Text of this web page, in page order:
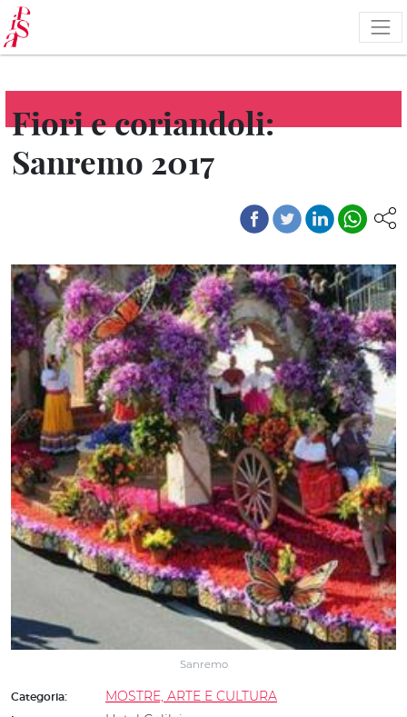
Salta
al
contenuto
principale
Fiori e coriandoli:
Sanremo 2017
Sanremo
Categoria: MOSTRE, ARTE E CULTURA